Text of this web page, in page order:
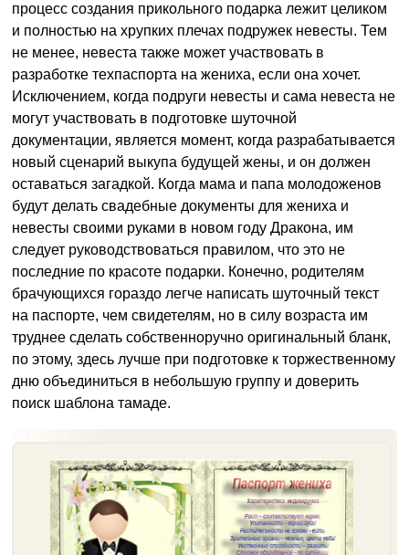
процесс создания прикольного подарка лежит целиком
и полностью на хрупких плечах подружек невесты. Тем
не менее, невеста также может участвовать в
разработке техпаспорта на жениха, если она хочет.
Исключением, когда подруги невесты и сама невеста не
могут участвовать в подготовке шуточной
документации, является момент, когда разрабатывается
новый сценарий выкупа будущей жены, и он должен
оставаться загадкой. Когда мама и папа молодоженов
будут делать свадебные документы для жениха и
невесты своими руками в новом году Дракона, им
следует руководствоваться правилом, что это не
последние по красоте подарки. Конечно, родителям
брачующихся гораздо легче написать шуточный текст
на паспорте, чем свидетелям, но в силу возраста им
труднее сделать собственноручно оригинальный бланк,
по этому, здесь лучше при подготовке к торжественному
дню объединиться в небольшую группу и доверить
поиск шаблона тамаде.